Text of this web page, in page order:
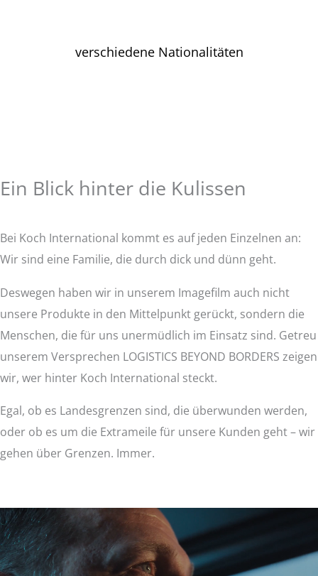
verschiedene Nationalitäten
Ein Blick hinter die Kulissen
Bei Koch International kommt es auf jeden Einzelnen an:
Wir sind eine Familie, die durch dick und dünn geht.
Deswegen haben wir in unserem Imagefilm auch nicht
unsere Produkte in den Mittelpunkt gerückt, sondern die
Menschen, die für uns unermüdlich im Einsatz sind. Getreu
unserem Versprechen LOGISTICS BEYOND BORDERS zeigen
wir, wer hinter Koch International steckt.
Egal, ob es Landesgrenzen sind, die überwunden werden,
oder ob es um die Extrameile für unsere Kunden geht – wir
gehen über Grenzen. Immer.